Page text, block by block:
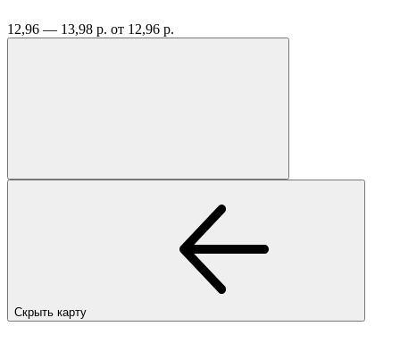
12,96 — 13,98 р. от 12,96 р.
Скрыть карту